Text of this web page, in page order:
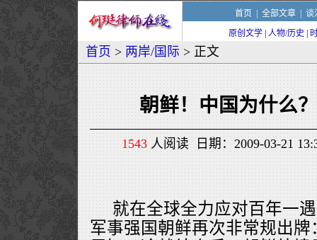
首页 全部文章| 谈
原创文学 人物/历史
首页 > 两岸/国际 > 正文
朝鲜！中国为什么
1543人阅读 日期：2009-03-21
就在全球全力应对百年一
军事强国朝鲜再次非常规出